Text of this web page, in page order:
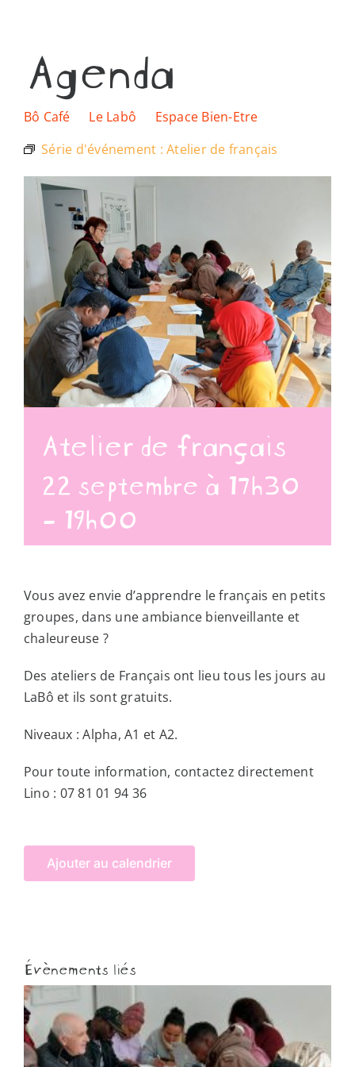
Ressources
Nous soutenir
Nous trouver
Agenda
Bô Café Le Labô
Espace Bien-Etre
Série d'événement :Atelier de français
Atelier de français
22 septembre à 17h30
- 19h00
Vous avez envie d’apprendre le français en petits
groupes, dans une ambiance bienveillante et
chaleureuse ?
Des ateliers de Français ont lieu tous les jours au
LaBô et ils sont gratuits.
Niveaux : Alpha, A1 et A2.
Pour toute information, contactez directement
Lino : 07 81 01 94 36
Ajouter au calendrier
Évènements liés